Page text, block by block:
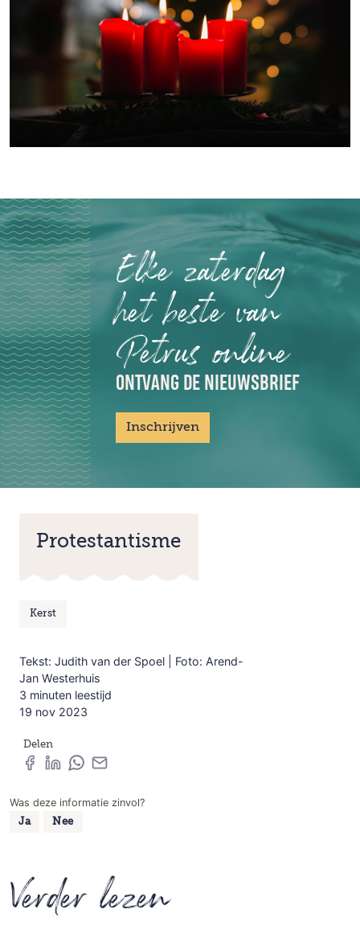
Elke zaterdag
het beste van
Petrus online
ONTVANG DE NIEUWSBRIEF
Inschrijven
Protestantisme
Kerst
Tekst: Judith van der Spoel | Foto: Arend-
Jan Westerhuis
3 minuten leestijd
19 nov 2023
Delen
Was deze informatie zinvol?
Ja Nee
Verder lezen